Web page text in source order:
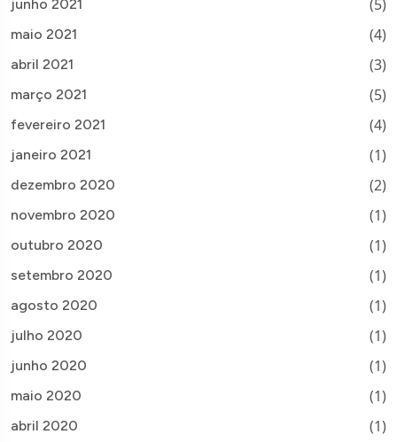
junho 2021 (5)
maio 2021 (4)
abril 2021 (3)
março 2021 (5)
fevereiro 2021 (4)
janeiro 2021 (1)
dezembro 2020 (2)
novembro 2020 (1)
outubro 2020 (1)
setembro 2020 (1)
agosto 2020 (1)
julho 2020 (1)
junho 2020 (1)
maio 2020 (1)
abril 2020 (1)